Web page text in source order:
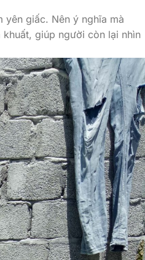
giấc. Nên ý nghĩa mà
giúp người còn lại nhìn